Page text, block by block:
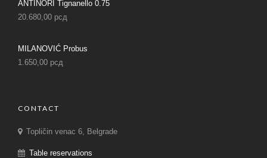
ANTINORI Tignanello 0.75
20.680,00 рсд
MILANOVIĆ Probus
1.650,00 рсд
CONTACT
Topličin venac 6, Belgrade
Table reservations